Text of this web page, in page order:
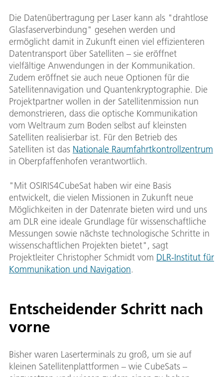
Die Datenübertragung per Laser kann als "drahtlose
Glasfaserverbindung" gesehen werden und
ermöglicht damit in Zukunft einen viel effizienteren
Datentransport über Satelliten – sie eröffnet
vielfältige Anwendungen in der Kommunikation.
Zudem eröffnet sie auch neue Optionen für die
Satellitennavigation und Quantenkryptographie. Die
Projektpartner wollen in der Satellitenmission nun
demonstrieren, dass die optische Kommunikation
vom Weltraum zum Boden selbst auf kleinsten
Satelliten realisierbar ist. Für den Betrieb des
Satelliten ist das Nationale Raumfahrtkontrollzentrum
in Oberpfaffenhofen verantwortlich.
"Mit OSIRIS4CubeSat haben wir eine Basis
entwickelt, die vielen Missionen in Zukunft neue
Möglichkeiten in der Datenrate bieten wird und uns
am DLR eine ideale Grundlage für wissenschaftliche
Messungen sowie nächste technologische Schritte in
wissenschaftlichen Projekten bietet", sagt
Projektleiter Christopher Schmidt vom DLR-Institut für
Kommunikation und Navigation.
Entscheidender Schritt nach
vorne
Bisher waren Laserterminals zu groß, um sie auf
kleinen Satellitenplattformen – wie CubeSats –